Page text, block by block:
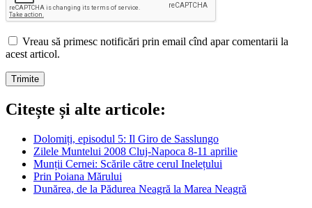
Vreau să primesc notificări prin email cînd apar comentarii la
acest articol.
Citește și alte articole:
Dolomiți, episodul 5: Il Giro de Sasslungo
Zilele Muntelui 2008 Cluj-Napoca 8-11 aprilie
Munții Cernei: Scările către cerul Inelețului
Prin Poiana Mărului
Dunărea, de la Pădurea Neagră la Marea Neagră